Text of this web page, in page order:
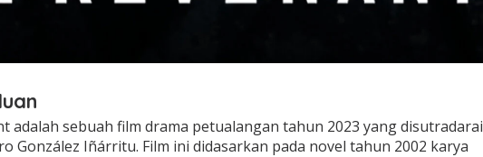
adalah sebuah film drama petualangan tahun 2023 yang disutradarai
González Iñárritu. Film ini didasarkan pada novel tahun 2002 karya